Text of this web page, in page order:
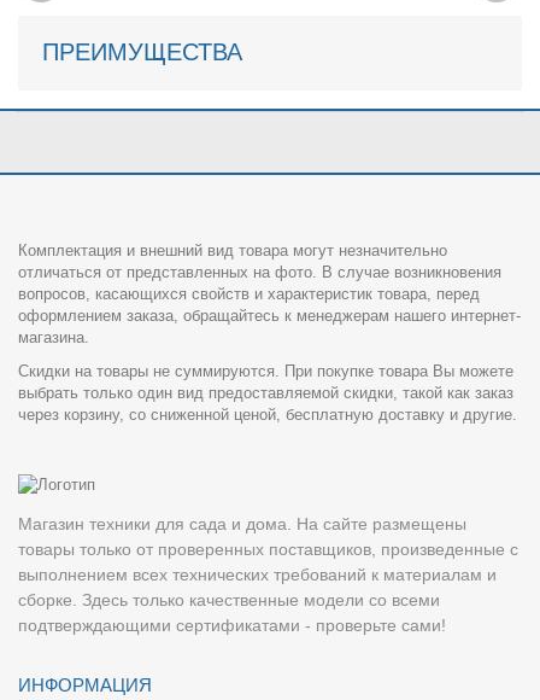
ПРЕИМУЩЕСТВА
Комплектация и внешний вид товара могут незначительно
отличаться от представленных на фото. В случае возникновения
вопросов, касающихся свойств и характеристик товара, перед
оформлением заказа, обращайтесь к менеджерам нашего интернет-
магазина.
Скидки на товары не суммируются. При покупке товара Вы можете
выбрать только один вид предоставляемой скидки, такой как заказ
через корзину, со сниженной ценой, бесплатную доставку и другие.
Магазин техники для сада и дома. На сайте размещены
товары только от проверенных поставщиков, произведенные с
выполнением всех технических требований к материалам и
сборке. Здесь только качественные модели со всеми
подтверждающими сертификатами - проверьте сами!
ИНФОРМАЦИЯ